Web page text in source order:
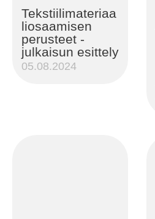
Tekstiilimateriaa
liosaamisen
perusteet -
julkaisun esittely
05.08.2024